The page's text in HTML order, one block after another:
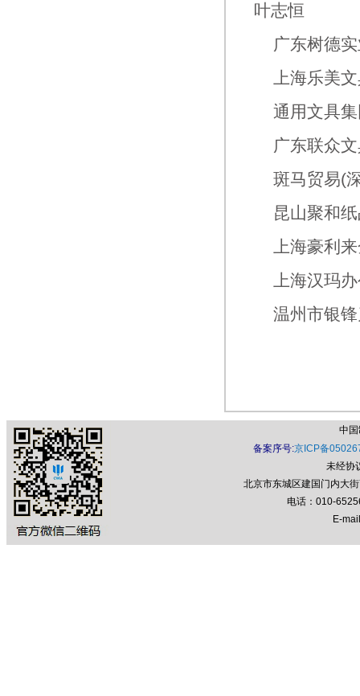
叶志恒
广东树德实
上海乐美文
通用文具集
广东联众文
斑马贸易(
昆山聚和纸
上海豪利来
上海汉玛办
温州市银锋
中
备案序号:京ICP备
未经协
北京市东城区建国门内大
电话：010-
E-